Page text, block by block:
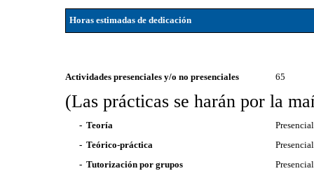
Horas estimadas de dedicación
Actividades presenciales y/o no presenciales 65
(Las prácticas se harán por la
- Teoría
- Teórico-práctica
- Tutorización por grupos